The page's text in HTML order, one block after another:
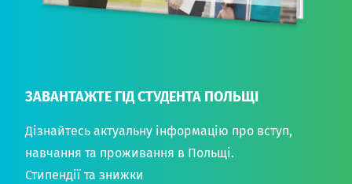
ЗАВАНТАЖТЕ ГІД СТУДЕНТА ПОЛЬЩІ
Дізнайтесь актуальну інформацію про вступ,
навчання та проживання в Польщі.
Стипендії та знижки